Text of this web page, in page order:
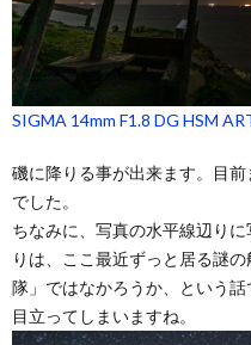
SIGMA 14mm F1.8 DG HSM
磯に降りる事が出来ます。目
でした。
ちなみに、写真の水平線辺り
りは、ここ最近ずっと居る謎
隊」ではなかろうか、という
目立ってしまいますね。